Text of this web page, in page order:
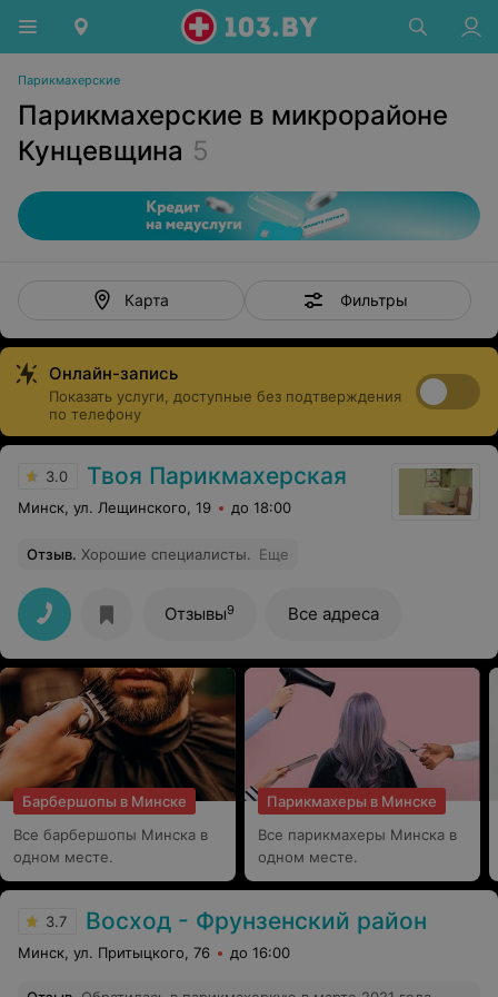
Парикмахерские
Парикмахерские в микрорайоне
Кунцевщина 5
Карта Фильтры
Онлайн-запись
Показать услуги, доступные без подтверждения
по телефону
3.0 Твоя Парикмахерская
Минск, ул. Лещинского, 19 до 18:00
Отзыв. Хорошие специалисты. Еще
Отзывы9 Все адреса
Барбершопы в Минске
Все барбершопы Минска в
одном месте.
Парикмахеры в Минске
Все парикмахеры Минска в
одном месте.
3.7 Восход - Фрунзенский район
Минск, ул. Притыцкого, 76 до 16:00